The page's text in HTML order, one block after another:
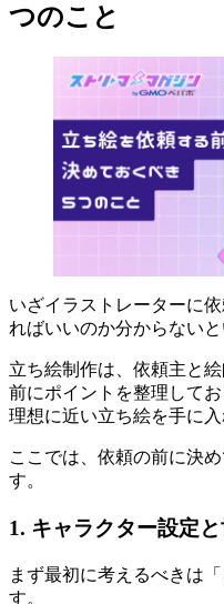
つのこと
いざイラストレーターに
ればいいのか分からない
立ち絵制作は、依頼主と
前にポイントを整理して
理想に近い立ち絵を手に入
ここでは、依頼の前に決
す。
1. キャラクター設定
まず最初に考えるべきは
す。